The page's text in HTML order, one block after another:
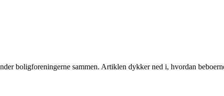
boligforeningerne sammen. Artiklen dykker ned i, hvordan